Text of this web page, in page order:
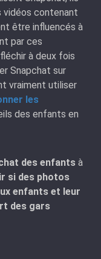
vidéos contenant
être influencés à
par ces
à deux fois
Snapchat sur
vraiment utiliser
les
des enfants en
des enfants à
si des photos
enfants et leur
des gars